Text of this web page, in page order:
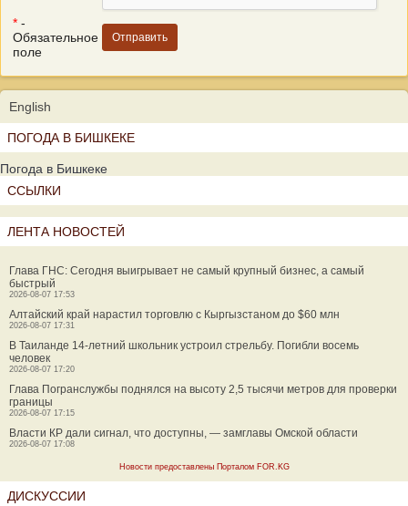
* -
Обязательное
поле
English
ПОГОДА В БИШКЕКЕ
Погода в Бишкеке
ССЫЛКИ
ЛЕНТА НОВОСТЕЙ
Глава ГНС: Сегодня выигрывает не самый крупный бизнес, а самый
быстрый
2026-08-07 17:53
Алтайский край нарастил торговлю с Кыргызстаном до $60 млн
2026-08-07 17:31
В Таиланде 14-летний школьник устроил стрельбу. Погибли восемь
человек
2026-08-07 17:20
Глава Погранслужбы поднялся на высоту 2,5 тысячи метров для проверки
границы
2026-08-07 17:15
Власти КР дали сигнал, что доступны, — замглавы Омской области
2026-08-07 17:08
Новости предоставлены Порталом FOR.KG
ДИСКУССИИ